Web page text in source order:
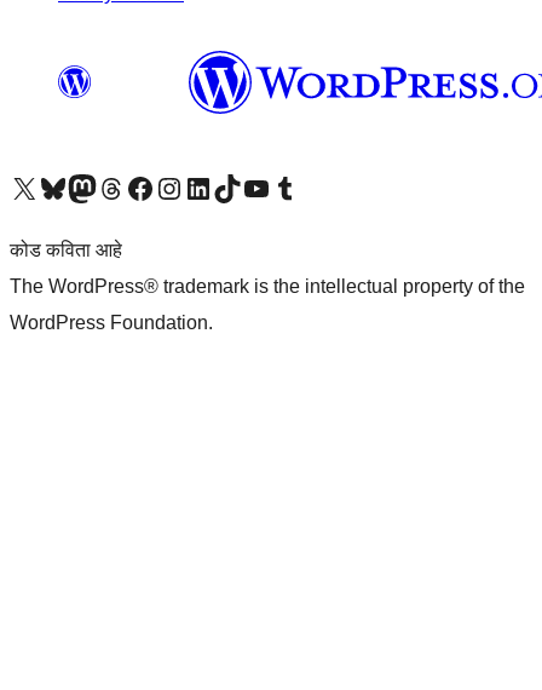
आमच्या X (एक्स) (पूर्वीचे ट्विटर) खात्याला भेट द्या आमच्या ब्लूस्की खात्याला भेट द्या.आमच्या Mastodon खात्याला भेट द्या.आमच्या थ्रेड्स खात्याला भेट द्या. आमच्या फेसबुक पेजला भेट द्या आमच्या इंस्टाग्राम खात्याला भेट द्या आमच्या लिंक्डइन खात्याला भेट द्या आमच्या टिकटॉक अकाउंटला भेट द्या.आमच्या यूट्यूब चॅनेलला भेट द्या आमच्या टंबलर खात्याला भेट द्या.
कोड कविता आहे
The WordPress® trademark is the intellectual property of the
WordPress Foundation.